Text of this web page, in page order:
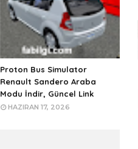
Proton Bus Simulator
Renault Sandero Araba
Modu İndir, Güncel Link
HAZIRAN 17, 2026